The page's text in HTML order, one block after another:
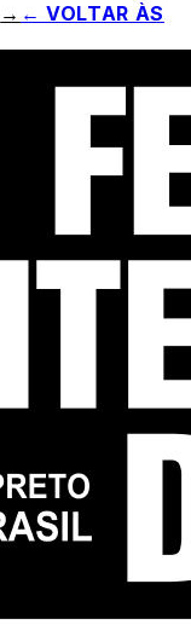
→ ← VOLTAR ÀS